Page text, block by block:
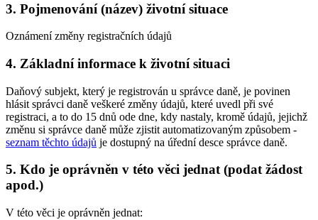
3. Pojmenování (název) životní situace
Oznámení změny registračních údajů
4. Základní informace k životní situaci
Daňový subjekt, který je registrován u správce daně, je povinen
hlásit správci daně veškeré změny údajů, které uvedl při své
registraci, a to do 15 dnů ode dne, kdy nastaly, kromě údajů, jejichž
změnu si správce daně může zjistit automatizovaným způsobem -
seznam těchto údajů je dostupný na úřední desce správce daně.
5. Kdo je oprávněn v této věci jednat (podat žádost
apod.)
V této věci je oprávněn jednat: